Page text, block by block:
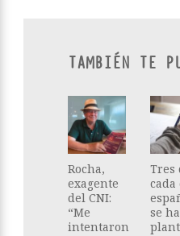
TAMBIÉN TE
Rocha,
exagente
del CNI:
“Me
intentaron
Tres
cada
se